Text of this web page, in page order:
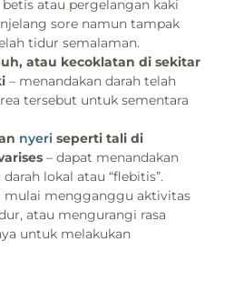
betis atau pergelangan kaki
sore namun tampak
tidur semalaman.
atau kecoklatan di sekitar
– menandakan darah telah
tersebut untuk sementara
nyeri seperti tali di
– dapat menandakan
lokal atau “flebitis”.
mulai mengganggu aktivitas
atau mengurangi rasa
untuk melakukan